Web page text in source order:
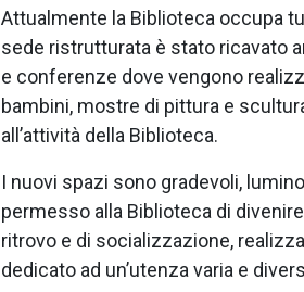
Attualmente la Biblioteca occupa
sede ristrutturata è stato ricavato
e conferenze dove vengono
bambini, mostre di pittura e
all’attività della Biblioteca.
I nuovi spazi sono gradevoli,
permesso alla Biblioteca di
ritrovo e di socializzazione,
dedicato ad un’utenza varia e